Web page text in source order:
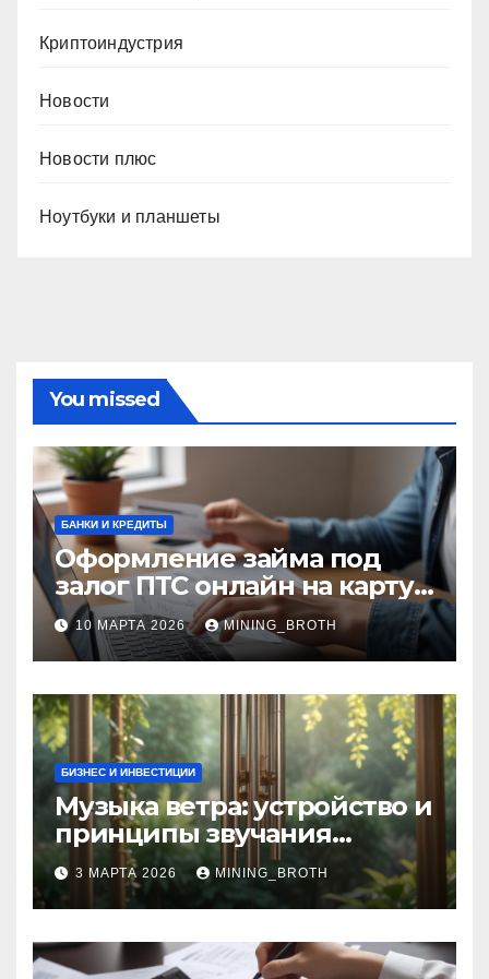
Криптоиндустрия
Новости
Новости плюс
Ноутбуки и планшеты
You missed
БАНКИ И КРЕДИТЫ
Оформление займа под
залог ПТС онлайн на карту
без визита в офис: порядок,
требования и документы
10 МАРТА 2026 MINING_BROTH
БИЗНЕС И ИНВЕСТИЦИИ
Музыка ветра: устройство и
принципы звучания
колокольчиков
3 МАРТА 2026 MINING_BROTH